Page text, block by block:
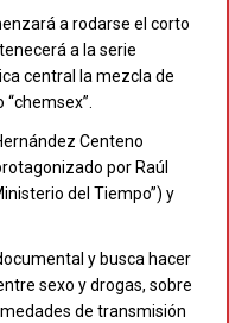
a rodarse el corto
a la serie
central la mezcla de
Centeno
por Raúl
del Tiempo”) y
y busca hacer
sexo y drogas, sobre
de transmisión